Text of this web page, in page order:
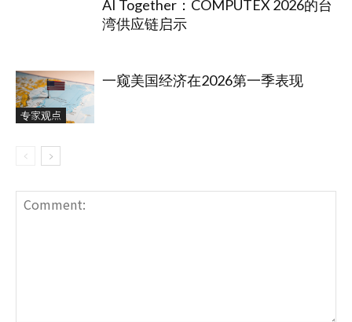
AI Together：COMPUTEX 2026的台
湾供应链启示
专家观点
一窥美国经济在2026第一季表现